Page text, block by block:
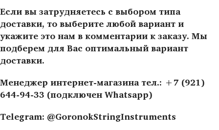
Если вы затрудняетесь с выбором типа
доставки, то выберите любой вариант и
укажите это нам в комментарии к заказу. Мы
подберем для Вас оптимальный вариант
доставки.
Менеджер интернет-магазина тел.: +7 (921)
644-94-33 (подключен Whatsapp)
Telegram: @GoronokStringInstruments